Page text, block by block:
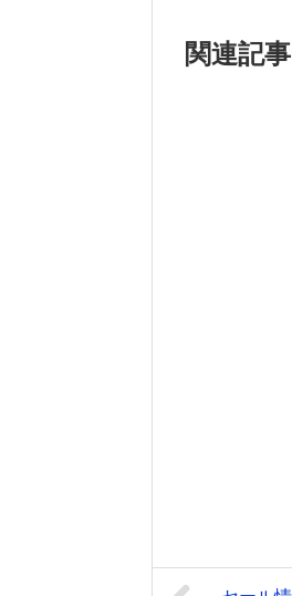
関連記事